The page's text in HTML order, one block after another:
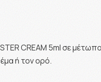
CREAM 5ml σε
ή τον ορό.